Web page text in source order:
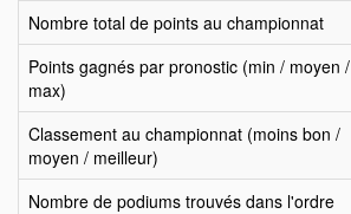
Nombre total de points au championnat
Points gagnés par pronostic (min / moyen /
max)
Classement au championnat (moins bon /
moyen / meilleur)
Nombre de podiums trouvés dans l'ordre